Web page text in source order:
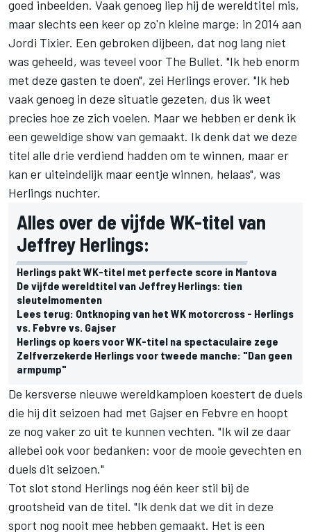
goed inbeelden. Vaak genoeg liep hij de wereldtitel mis,
maar slechts een keer op zo'n kleine marge: in 2014 aan
Jordi Tixier. Een gebroken dijbeen, dat nog lang niet
was geheeld, was teveel voor The Bullet. "Ik heb enorm
met deze gasten te doen", zei Herlings erover. "Ik heb
vaak genoeg in deze situatie gezeten, dus ik weet
precies hoe ze zich voelen. Maar we hebben er denk ik
een geweldige show van gemaakt. Ik denk dat we deze
titel alle drie verdiend hadden om te winnen, maar er
kan er uiteindelijk maar eentje winnen, helaas", was
Herlings nuchter.
Alles over de vijfde WK-titel van
Jeffrey Herlings:
Herlings pakt WK-titel met perfecte score in Mantova
De vijfde wereldtitel van Jeffrey Herlings: tien
sleutelmomenten
Lees terug: Ontknoping van het WK motorcross - Herlings
vs. Febvre vs. Gajser
Herlings op koers voor WK-titel na spectaculaire zege
Zelfverzekerde Herlings voor tweede manche: "Dan geen
armpump"
De kersverse nieuwe wereldkampioen koestert de duels
die hij dit seizoen had met Gajser en Febvre en hoopt
ze nog vaker zo uit te kunnen vechten. "Ik wil ze daar
allebei ook voor bedanken: voor de mooie gevechten en
duels dit seizoen."
Tot slot stond Herlings nog één keer stil bij de
grootsheid van de titel. "Ik denk dat we dit in deze
sport nog nooit mee hebben gemaakt. Het is een